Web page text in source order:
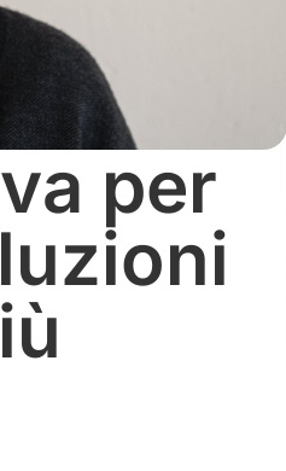
per